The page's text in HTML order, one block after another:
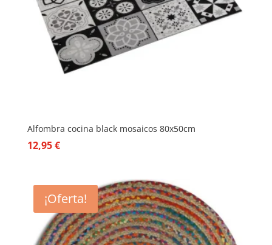
Alfombra cocina black mosaicos 80x50cm
12,95€
¡Oferta!